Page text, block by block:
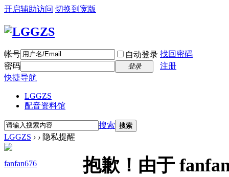
开启辅助访问 切换到宽版
帐号 自动登录 找回密码
密码
登录
注册
快捷导航
LGGZS
配音资料馆
搜索 搜索
LGGZS › › 隐私提醒
fanfan676
抱歉！由于